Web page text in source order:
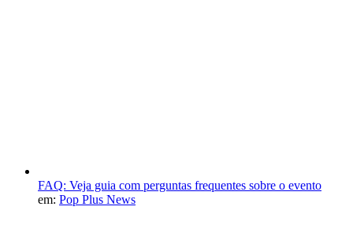
FAQ: Veja guia com perguntas frequentes sobre o evento
em: Pop Plus News